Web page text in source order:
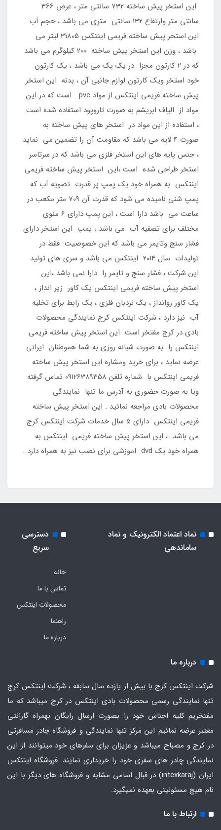
این استخر پیش ساخته 732 سانتی متر ، عرض 366
سانتی متر وارتفاع 132 سانتی متری می باشد ، حجم آب
این استخر پیش ساخته فریمی اینتکس 31805 لیتر می
باشد ، وزن این استخر پیش ساخته 200 کیلوگرم می باشد
که در 2 کارتون مجزا در یک پک می باشد ، یک کارتون
خود استخر ویک کارتون لوازم جانبی آن ، بدنه این استخر
پیش ساخته فریمی اینتکس از مواد pvc است که در این
مواد از الیاف ابریشم به صورت تاروپود استفاده شده است
، استفاده از این مواد در استخر های پیش ساخته به
صورت 4 لایه می باشد که مقاومت آن را تضمین می نماید
، جنس پایه های این استخر فلزی می باشد که در سرتاسر
استخر طراحی شده است ،این استخر پیش ساخته فریمی
اینتکس به همراه خود یک پمپ پر قدرت تصویه آب که
پمپ شنی نامیده می شود که قدرت آن 709 متر مکعب در
ساعت می باشد دارا است ، این پمپ دارای 6 منوی
مختلف برای تصفیه آب می باشد ، پمپ این استخر دارای
فشار سنج وتایمر می باشد که این خصوصیت فقط در
تولیدات سال 2014 اینتکس می باشد و سری های تولید
این شرکت ، فشار سنج و تایمر را دارا نمی باشد ،این
استخر پیش ساخته فریمی اینتکس یک کاور زیر انداز ،
یک کاور روانداز ، یک نردبان فلزی ، یک رابط برای تخلیه
آب نیز دارد ، شرکت اینتکس کرج نمایندگی محصولات
بادی در کرج مفتخر است این استخر پیش ساخته فریمی
اینتکس را به صورت شبانه روزی به شما هموطنان ایرانی
عرضه نماید ، برای خرید ومشاره این استخر پیش ساخته
فریمی اینتکس با شماره تلفن 09126389358 تماس گرفته
ویا به صورت حضوری به آدرس ما تنها نمایندگی
محصولات بادی مراجعه نمائید . این استخر پیش ساخته
فریمی اینتکس دارای 5 سال خدمات شرکت اینتکس کرج
می باشد ، این استخر پیش ساخته فریمی اینتکس به
همراه خود یک dvd اموزشی برای نصب نیز به همراه دارد .
نماد اعتماد الکترونیک و نماد
ساماندهی
دسترسی
سریع
خانه
تماس با ما
محصولات اینتکس
راهنما
درباره ما
درباره ما
شرکت اینتکس کرج با بیش از یازده سال سابقه ، شرکت اینتکس کرج
تنها نمایندگی رسمی محصولات بادی اینتکس در کرج میباشد که ما
مفتخریم کلیه اجناس خود را بصورت ارسال رایگان بهمراه گارانتی
معتبر عرضه نمائیم این مرکز تنها نمایندگی و فروشگاه چادر مسافرتی
در کرج و مصباح میباشد و عزیزان برای سفرهای خود میتوانند از این
نمایندگی چادر های سفری خود را خریداری نمایند .فروشگاه اینتکس
ایران
(intexkaraj) در قبال اسامی مشابه و فروشگاه های دیگر با این
نام هیچ مسئولیتی بعهده نمیگیرد.
ارتباط با ما